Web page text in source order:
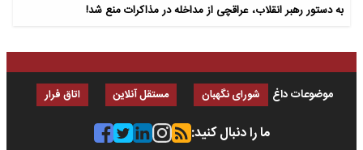
به دستور رهبر انقلاب، عراقچی از مداخله در مذاکرات منع شد!
موضوعات داغ شورای نگهبان مستقل آنلاین اتاق فرار
ما را دنبال کنید: